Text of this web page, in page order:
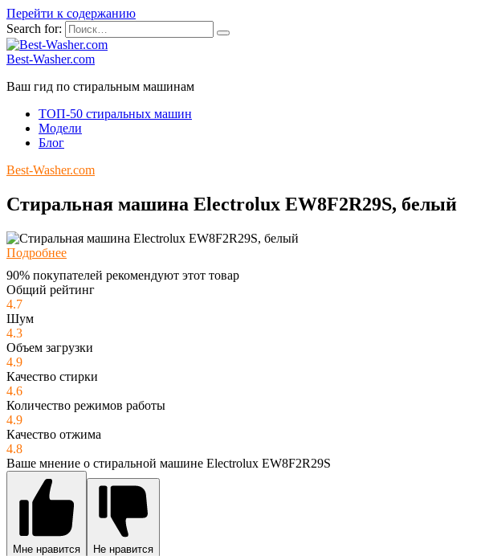
Перейти к содержанию
Search for:
Best-Washer.com
Ваш гид по стиральным машинам
ТОП-50 стиральных машин
Модели
Блог
Best-Washer.com
Стиральная машина Electrolux EW8F2R29S, белый
Подробнее
90% покупателей рекомендуют этот товар
Общий рейтинг
4.7
Шум
4.3
Объем загрузки
4.9
Качество стирки
4.6
Количество режимов работы
4.9
Качество отжима
4.8
Ваше мнение о стиральной машине Electrolux EW8F2R29S
Мне нравится Не нравится